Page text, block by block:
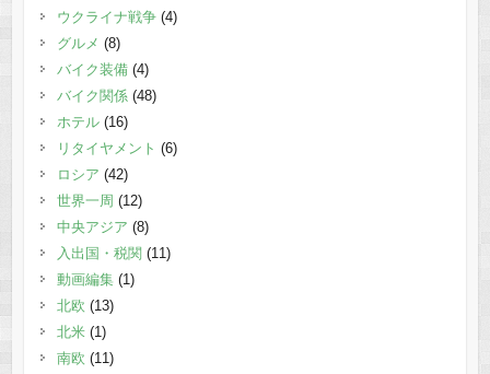
ウクライナ戦争(4)
グルメ (8)
バイク装備(4)
バイク関係(48)
ホテル(16)
リタイヤメント (6)
ロシア (42)
世界一周 (12)
中央アジア (8)
入出国・税関 (11)
動画編集 (1)
北欧 (13)
北米(1)
南欧 (11)